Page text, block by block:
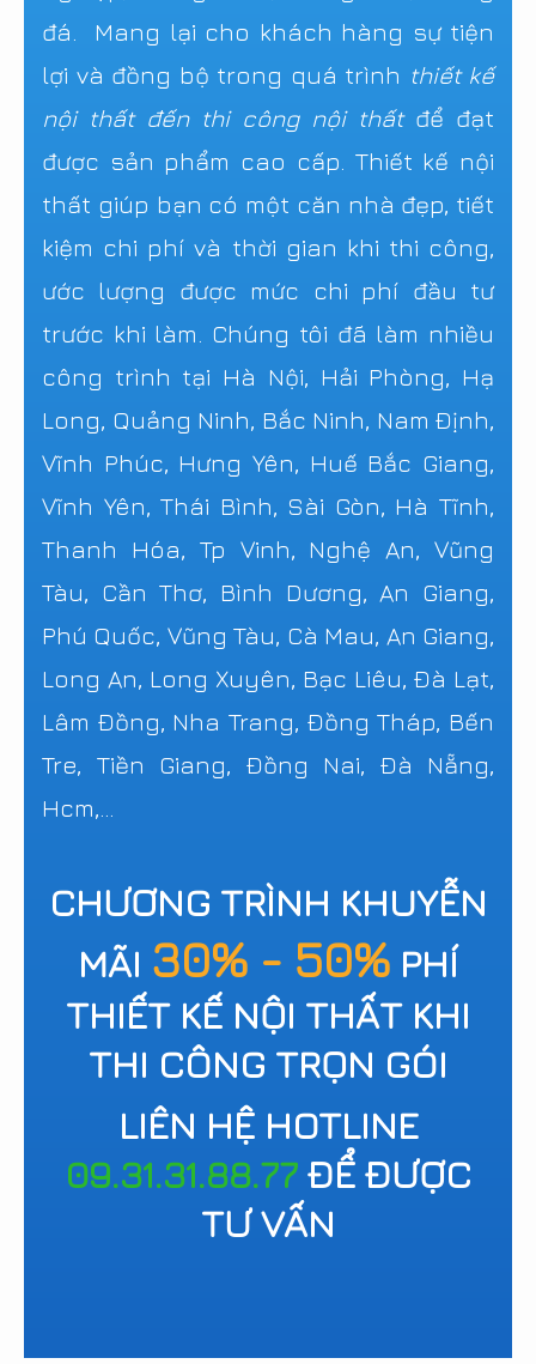
đá. Mang lại cho khách hàng sự tiện
lợi và đồng bộ trong quá trình thiết kế
nội thất đến thi công nội thấtđể đạt
được sản phẩm cao cấp. Thiết kế nội
thất giúp bạn có một căn nhà đẹp, tiết
kiệm chi phí và thời gian khi thi công,
ước lượng được mức chi phí đầu tư
trước khi làm. Chúng tôi đã làm nhiều
công trình tại Hà Nội, Hải Phòng, Hạ
Long, Quảng Ninh, Bắc Ninh, Nam Định,
Vĩnh Phúc, Hưng Yên, Huế Bắc Giang,
Vĩnh Yên, Thái Bình, Sài Gòn, Hà Tĩnh,
Thanh Hóa, Tp Vinh, Nghệ An, Vũng
Tàu, Cần Thơ, Bình Dương, An Giang,
Phú Quốc, Vũng Tàu, Cà Mau, An Giang,
Long An, Long Xuyên, Bạc Liêu, Đà Lạt,
Lâm Đồng, Nha Trang, Đồng Tháp, Bến
Tre, Tiền Giang, Đồng Nai, Đà Nẵng,
Hcm,...
CHƯƠNG TRÌNH KHUYỄN
MÃI 30% - 50% PHÍ
THIẾT KẾ NỘI THẤT KHI
THI CÔNG TRỌN GÓI
LIÊN HỆ HOTLINE
09.31.31.88.77ĐỂ ĐƯỢC
TƯ VẤN